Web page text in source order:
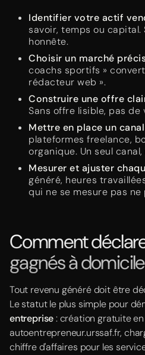
Identifier votre actif
savoir, temps ou capital.
honnête.
Choisir un marché
coachs sportifs »
rédacteur web ».
Construire une offre
Sans offre lisible, pas de
Mettre en place un
plateformes freelance,
organique. Un seul
Mesurer et ajuster
généré, heures
qui ne se mesure pas ne
Comment
gagnés à
Tout revenu généré doit être
Le statut le plus simple pour
entreprise: création gratuite
autoentrepreneur.urssaf.fr,
chiffre d'affaires pour les